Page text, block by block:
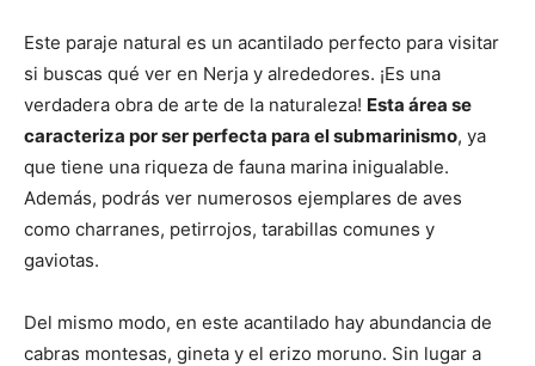
Este paraje natural es un acantilado perfecto para visitar
si buscas qué ver en Nerja y alrededores. ¡Es una
verdadera obra de arte de la naturaleza! Esta área se
caracteriza por ser perfecta para el submarinismo, ya
que tiene una riqueza de fauna marina inigualable.
Además, podrás ver numerosos ejemplares de aves
como charranes, petirrojos, tarabillas comunes y
gaviotas.
Del mismo modo, en este acantilado hay abundancia de
cabras montesas, gineta y el erizo moruno. Sin lugar a